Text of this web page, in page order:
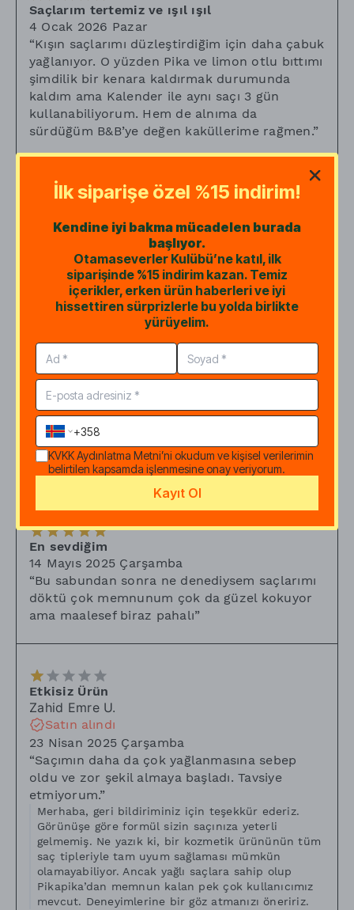
Saçlarım tertemiz ve ışıl ışıl
4 Ocak 2026 Pazar
“Kışın saçlarımı düzleştirdiğim için daha çabuk
yağlanıyor. O yüzden Pika ve limon otlu bıttımı
şimdilik bir kenara kaldırmak durumunda
kaldım ama Kalender ile aynı saçı 3 gün
kullanabiliyorum. Hem de alnıma da
sürdüğüm B&B’ye değen kaküllerime rağmen.”
Çok memnunum
4 Aralık 2025 Perşembe
Saçlarım cok canlı ve sağlıklı. Güvenilir bir
ürün. Tekrar alıyorum ve tavsiye ediyorum
Sibel
6 Ağustos 2025 Çarşamba
Hayatımda saçlarım hiç bu kadar güzel
olmamıştı abartmıyorum teşekkürler
emeklerinize, bilginize 🙏 Pika pika
kullanmıştım o da çok iyiydi ama Kalender
benim olayımmış katı saç kremiyle birlikte
ahenk içinde ince telli saçlarım 🥰”
En sevdiğim
14 Mayıs 2025 Çarşamba
“Bu sabundan sonra ne denediysem saçlarımı
döktü çok memnunum çok da güzel kokuyor
ama maalesef biraz pahalı”
Etkisiz Ürün
Zahid Emre U.
Satın alındı
23 Nisan 2025 Çarşamba
“Saçımın daha da çok yağlanmasına sebep
oldu ve zor şekil almaya başladı. Tavsiye
etmiyorum.”
Merhaba, geri bildiriminiz için teşekkür ederiz.
Görünüşe göre formül sizin saçınıza yeterli
gelmemiş. Ne yazık ki, bir kozmetik ürününün tüm
saç tipleriyle tam uyum sağlaması mümkün
olamayabiliyor. Ancak yağlı saçlara sahip olup
Pikapika’dan memnun kalan pek çok kullanıcımız
mevcut. Deneyimlerine bir göz atmanızı öneririz.
İlk siparişe özel %15 indirim!
Kendine iyi bakma mücadelen burada
başlıyor.
Otamaseverler Kulübü’ne katıl, ilk
siparişinde %15 indirim kazan. Temiz
içerikler, erken ürün haberleri ve iyi
hissettiren sürprizlerle bu yolda birlikte
yürüyelim.
KVKK Aydınlatma Metni’ni okudum ve kişisel verilerimin
belirtilen kapsamda işlenmesine onay veriyorum.
Kayıt Ol